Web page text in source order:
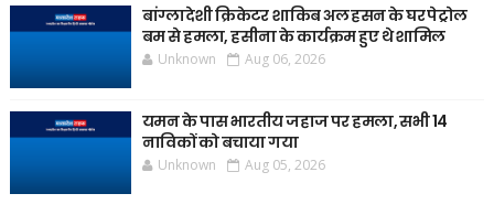
बांग्लादेशी क्रिकेटर शाकिब अल हसन के घर पेट्रोल
बम से हमला, हसीना के कार्यक्रम हुए थे शामिल
Unknown Aug 06, 2026
यमन के पास भारतीय जहाज पर हमला, सभी 14
नाविकों को बचाया गया
Unknown Aug 05, 2026